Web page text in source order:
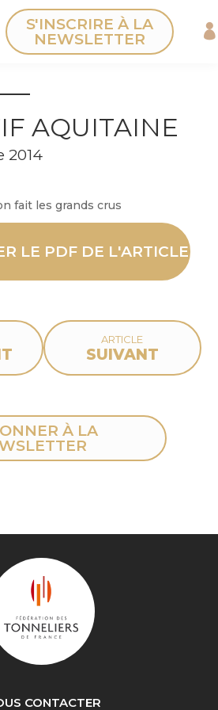
cookies
S'INSCRIRE À LA
NEWSLETTER
AQUITAINE
2014
fait les grands crus
LE PDF DE L'ARTICLE
ARTICLE
SUIVANT
À LA
CONTACTER